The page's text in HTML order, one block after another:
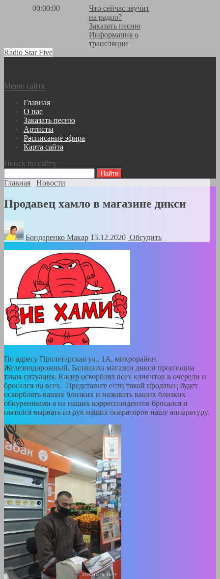
00:00:00
Что сейчас звучит
на радио?
Заказать песню
Информация о
трансляции
Radio Star Five
Меню сайта
Главная
О нас
Заказать песню
Артисты
Расписание эфира
Карта сайта
Поиск по сайту
Главная Новости
Продавец хамло в магазине дикси
Бондаренко Mакар 15.12.2020 Обсудить
По адресу Пролетарская ул., 1А, микрорайон
Железнодорожный, Балашиха магазин дикси произошла
такая ситуация. Касир оскорблял всех клиентов в очереди и
бросался на всех. Представьте если такой продавец будет
оскорблять ваших близких и называть ваших близких
обкуренными а на наших корреспондентов бросался и
пытался вырвать из рук наших операторов нашу аппаратуру.